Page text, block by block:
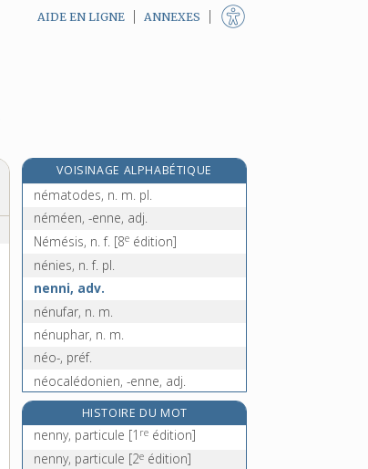
AIDE EN LIGNE ANNEXES
VOISINAGE ALPHABÉTIQUE
némathelminthes, n. m. pl.
nématodes, n. m. pl.
néméen, -enne, adj.
Némésis, n. f. [8e édition]
nénies, n. f. pl.
nenni, adv.
nénufar, n. m.
nénuphar, n. m.
néo-, préf.
néocalédonien, -enne, adj.
néoclassicisme, n. m.
néoclassique, adj.
néocolonialisme, n. m.
HISTOIRE DU MOT
nenny, particule [1 re édition]
nenny, particule [2e édition]